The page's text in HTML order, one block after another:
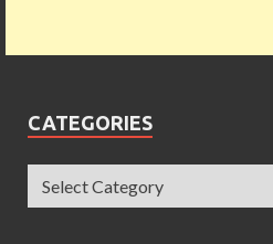
CATEGORIES